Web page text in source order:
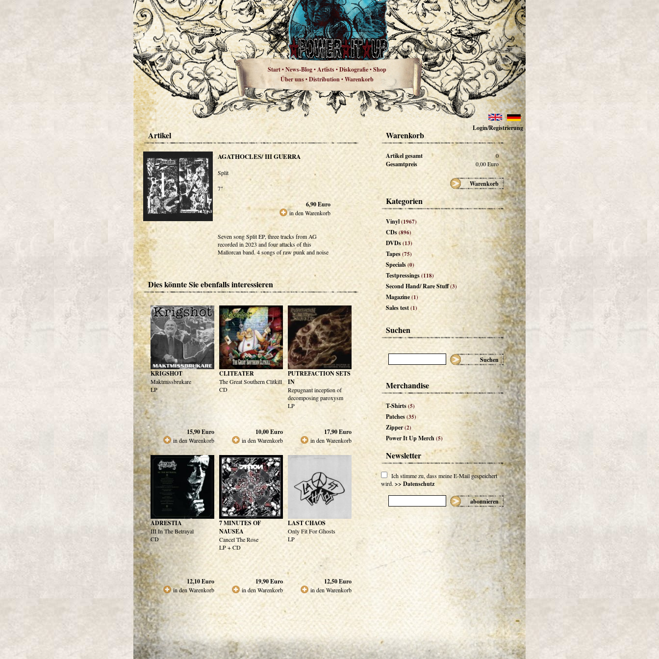
Start•News-Blog•Artists•Diskografie•Shop
Über uns•Distribution•Warenkorb
Login/Registrierung
Artikel
AGATHOCLES/ III GUERRA
Split
7"
6,90Euro
in den Warenkorb
Seven song Split EP, three tracks from AG
recorded in 2023 and four attacks of this
Mallorcan band. 4 songs of raw punk and noise
Dies könnte Sie ebenfalls interessieren
KRIGSHOT
Maktmissbrukare
LP
15,90Euro
in den Warenkorb
CLITEATER
The Great Southern Clitkill
CD
10,00Euro
in den Warenkorb
PUTREFACTION SETS
IN
Repugnant inception of
decomposing paroxysm
LP
17,90Euro
in den Warenkorb
ADRESTIA
III In The Betrayal
CD
12,10Euro
in den Warenkorb
7 MINUTES OF
NAUSEA
Cancel The Rose
LP + CD
19,90Euro
in den Warenkorb
LAST CHAOS
Only Fit For Ghosts
LP
12,50Euro
in den Warenkorb
Warenkorb
Artikel gesamt 0
Gesamtpreis 0,00Euro
Warenkorb
Kategorien
Vinyl(1967)
CDs(896)
DVDs(13)
Tapes(75)
Specials(0)
Testpressings(118)
Second Hand/ Rare Stuff(3)
Magazine(1)
Sales test(1)
Suchen
Suchen
Merchandise
T-Shirts(5)
Patches(35)
Zipper(2)
Power It Up Merch(5)
Newsletter
Ich stimme zu, dass meine E-Mail gespeichert
wird. >> Datenschutz
abonnieren